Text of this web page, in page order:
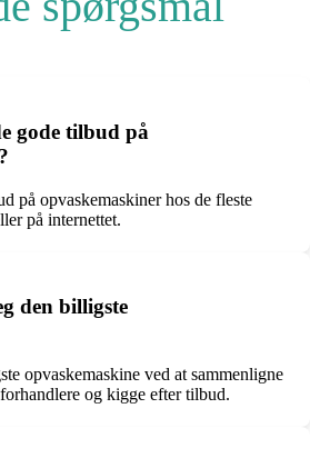
gode tilbud på
på opvaskemaskiner hos de fleste
på internettet.
den billigste
opvaskemaskine ved at sammenligne
og kigge efter tilbud.